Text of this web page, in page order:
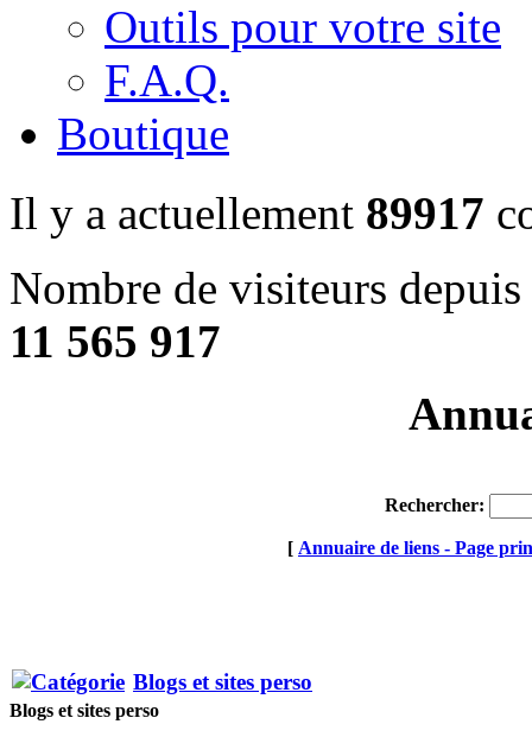
Outils pour votre site
F.A.Q.
Boutique
Il y a actuellement 89917
Nombre de visiteurs
11 565 917
Rechercher:
[ Annuaire de liens - Page
Blogs et sites perso
Blogs et sites perso